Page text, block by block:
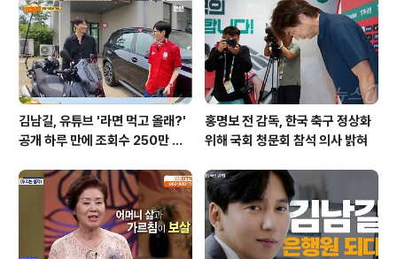
로 해군이 보유한 구축함 가운데 가장 크면서도 최대 속력
은 시속 30노트(약 55㎞)에 달합니다. 2024년 착공식
과 기공식을 거쳐 현재는..
김남길, 유튜브 '라면 먹고 올래?'
공개 하루 만에 조회수 250만 돌
홍명보 전 감독, 한국 축구 정상화
위해 국회 청문회 참석 의사 밝혀